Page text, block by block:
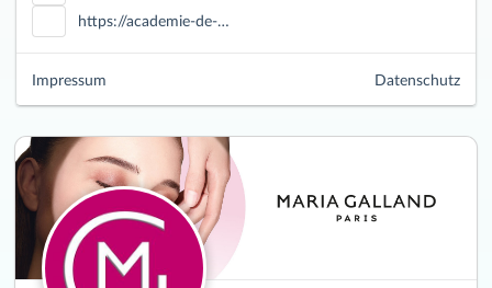
https://academie-de-…
Datenschutz
Impressum